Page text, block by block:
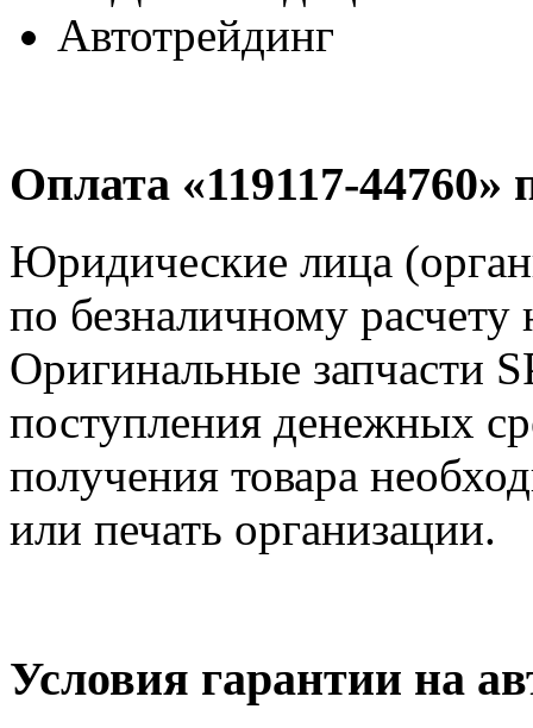
Автотрейдинг
Оплата «119117-44760»
Юридические лица
по безналичному расчету
Оригинальные запчасти
поступления денежных
получения товара
или печать организации.
Условия гарантии на